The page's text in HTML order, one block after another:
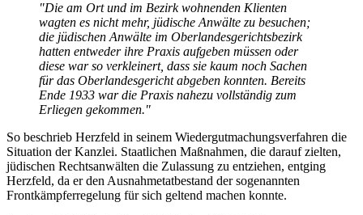
"Die am Ort und im Bezirk wohnenden Klienten
wagten es nicht mehr, jüdische Anwälte zu besuchen;
die jüdischen Anwälte im Oberlandesgerichtsbezirk
hatten entweder ihre Praxis aufgeben müssen oder
diese war so verkleinert, dass sie kaum noch Sachen
für das Oberlandesgericht abgeben konnten. Bereits
Ende 1933 war die Praxis nahezu vollständig zum
Erliegen gekommen."
So beschrieb Herzfeld in seinem Wiedergutmachungsverfahren die
Situation der Kanzlei. Staatlichen Maßnahmen, die darauf zielten,
jüdischen Rechtsanwälten die Zulassung zu entziehen, entging
Herzfeld, da er den Ausnahmetatbestand der sogenannten
Frontkämpferregelung für sich geltend machen konnte.